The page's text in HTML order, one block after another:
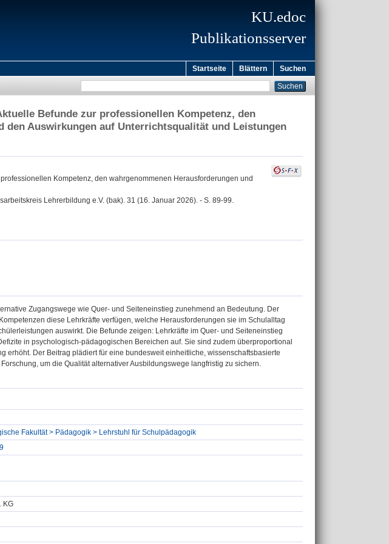
KU.edoc
Publikationsserver
Startseite Blättern Suchen
Befunde zur professionellen Kompetenz, den
den Auswirkungen auf Unterrichtsqualität und Leistungen
Kompetenz, den wahrgenommenen Herausforderungen und
Lehrerbildung e.V. (bak). 31 (16. Januar 2026). - S. 89-99.
Zugangswege wie Quer- und Seiteneinstieg zunehmend an Bedeutung. Der
diese Lehrkräfte verfügen, welche Herausforderungen sie im Schulalltag
auswirkt. Die Befunde zeigen: Lehrkräfte im Quer- und Seiteneinstieg
in psychologisch-pädagogischen Bereichen auf. Sie sind zudem überproportional
erhöht. Der Beitrag plädiert für eine bundesweit einheitliche, wissenschaftsbasierte
um die Qualität alternativer Ausbildungswege langfristig zu sichern.
Fakultät > Pädagogik > Lehrstuhl für Schulpädagogik
KG